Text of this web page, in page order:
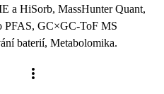
a HiSorb, MassHunter Quant,
GC×GC-ToF MS
baterií, Metabolomika.